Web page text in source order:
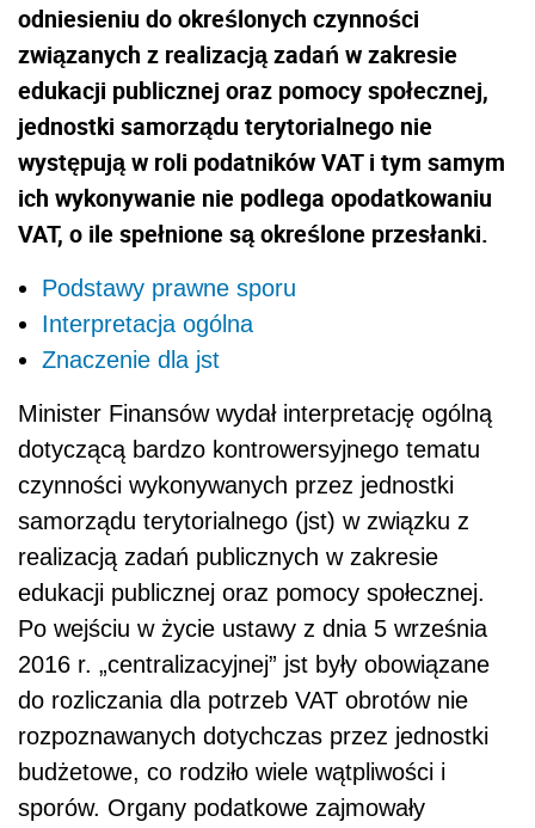
odniesieniu do określonych czynności
związanych z realizacją zadań w zakresie
edukacji publicznej oraz pomocy społecznej,
jednostki samorządu terytorialnego nie
występują w roli podatników VAT i tym samym
ich wykonywanie nie podlega opodatkowaniu
VAT, o ile spełnione są określone przesłanki.
Podstawy prawne sporu
Interpretacja ogólna
Znaczenie dla jst
Minister Finansów wydał interpretację ogólną
dotyczącą bardzo kontrowersyjnego tematu
czynności wykonywanych przez jednostki
samorządu terytorialnego (jst) w związku z
realizacją zadań publicznych w zakresie
edukacji publicznej oraz pomocy społecznej.
Po wejściu w życie ustawy z dnia 5 września
2016 r. „centralizacyjnej” jst były obowiązane
do rozliczania dla potrzeb VAT obrotów nie
rozpoznawanych dotychczas przez jednostki
budżetowe, co rodziło wiele wątpliwości i
sporów. Organy podatkowe zajmowały